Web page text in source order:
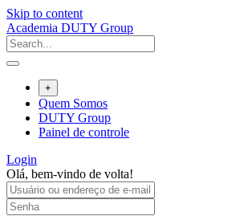
Skip to content
Academia DUTY Group
+
Quem Somos
DUTY Group
Painel de controle
Login
Olá, bem-vindo de volta!